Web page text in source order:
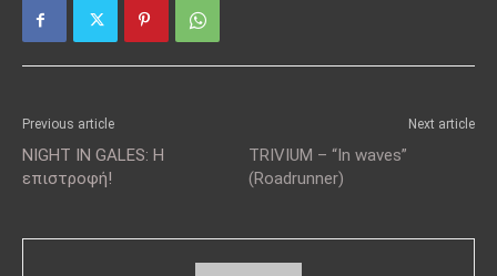
Previous article
NIGHT IN GALES: H
επιστροφή!
Next article
TRIVIUM – “In waves”
(Roadrunner)